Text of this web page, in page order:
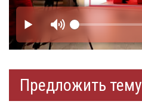
Предложить тему